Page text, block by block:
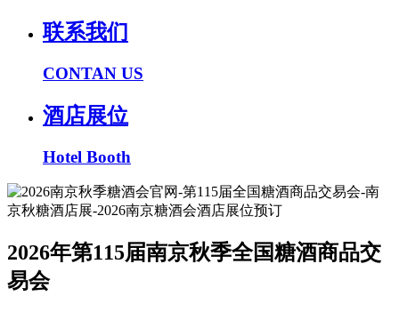
联系我们
CONTAN US
酒店展位
Hotel Booth
2026年第115届南京秋季全国糖酒商品交
易会